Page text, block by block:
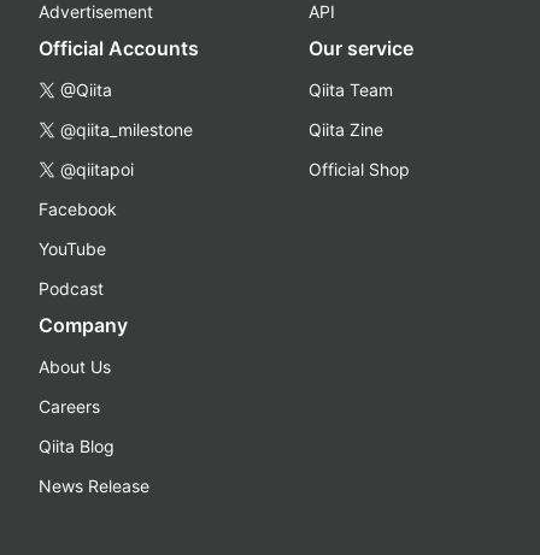
Advertisement
API
Official Accounts
@Qiita
@qiita_milestone
@qiitapoi
Facebook
YouTube
Podcast
Our service
Qiita Team
Qiita Zine
Official Shop
Company
About Us
Careers
Qiita Blog
News Release